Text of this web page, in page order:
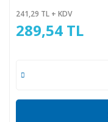
241,29 TL + KDV
289,54 TL